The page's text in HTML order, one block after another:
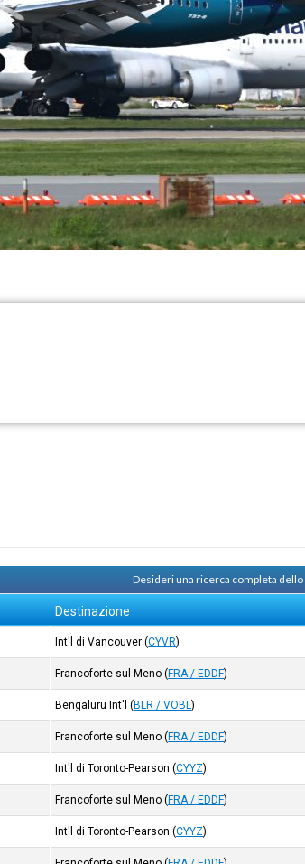
Desideri una ricerca completa
Destinazione
Int'l di Vancouver (CYVR)
Francoforte sul Meno (FRA / EDDF)
Bengaluru Int'l (BLR / VOBL)
Francoforte sul Meno (FRA / EDDF)
Int'l di Toronto-Pearson (CYYZ)
Francoforte sul Meno (FRA / EDDF)
Int'l di Toronto-Pearson (CYYZ)